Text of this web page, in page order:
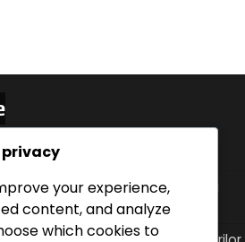
Momente cheie ale meciului,
Formatii ale echipelor
Dinamica meciului, Jucători
privacy
your experience,
content, and analyze
which cookies to